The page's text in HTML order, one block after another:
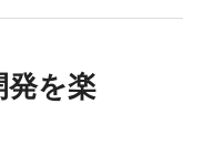
を楽